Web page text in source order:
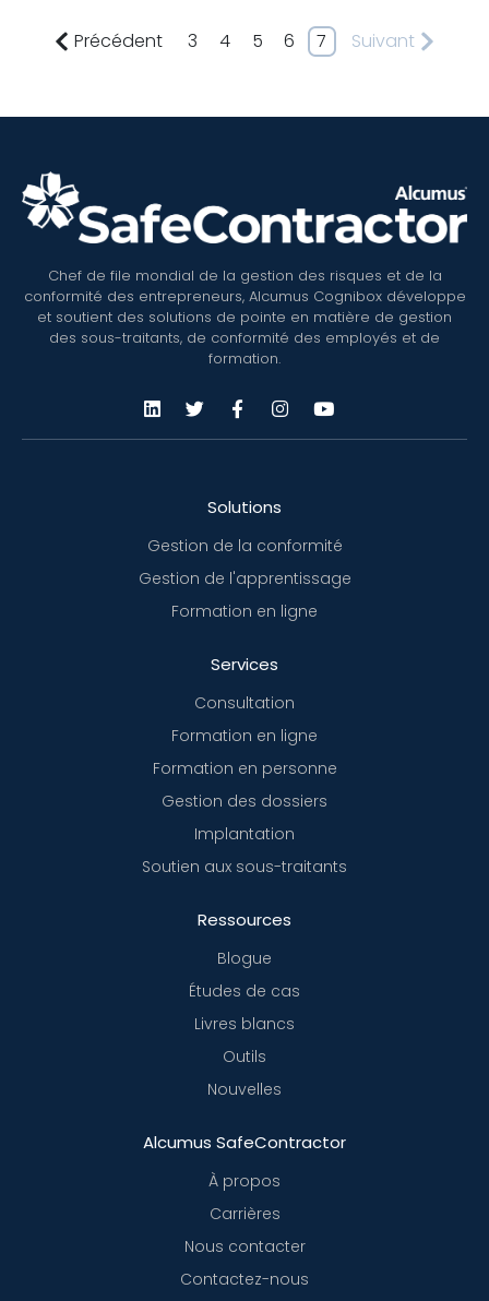
Précédent 3 4 5 6 7 Suivant
Chef de file mondial de la gestion des risques et de la
conformité des entrepreneurs, Alcumus Cognibox développe
et soutient des solutions de pointe en matière de gestion
des sous-traitants, de conformité des employés et de
formation.
Solutions
Gestion de la conformité
Gestion de l'apprentissage
Formation en ligne
Services
Consultation
Formation en ligne
Formation en personne
Gestion des dossiers
Implantation
Soutien aux sous-traitants
Ressources
Blogue
Études de cas
Livres blancs
Outils
Nouvelles
Alcumus SafeContractor
À propos
Carrières
Nous contacter
Contactez-nous